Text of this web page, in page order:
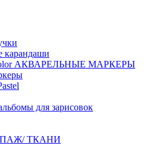
карандаши
АКВАРЕЛЬНЫЕ МАРКЕРЫ
для зарисовок
ТКАНИ